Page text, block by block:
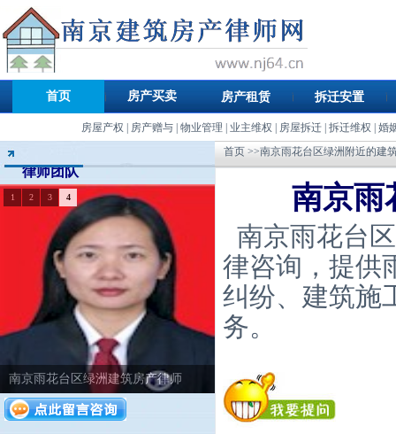
首页 房产买卖 房产租赁 拆迁安置
房屋产权 房产赠与| 物业管理 业主维权 房屋拆迁| 拆迁维权 婚
律师团队
南京雨花台区绿洲建筑房产律师
1 2 3 4
首页 >>南京雨花台区绿洲附近的建
南京雨
南京雨花台
律咨询，提供
纠纷、建筑施
务。